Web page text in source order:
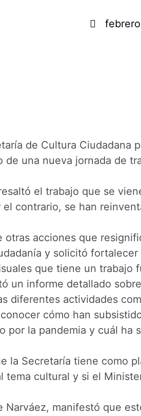
febrero
de Cultura
una nueva jornada de
el trabajo que se
contrario, se han
acciones que
y solicitó
que tiene un trabajo
un informe detallado
diferentes actividades
cómo han
la pandemia y cuál
la Secretaría tiene como
cultural y si el
manifestó que